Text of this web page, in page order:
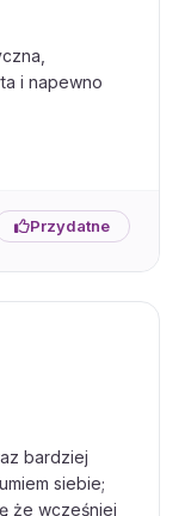
i napewno
Przydatne
bardziej
siebie;
że wcześniej